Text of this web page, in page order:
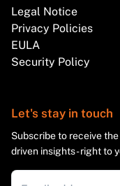
Legal Notice
Privacy Policies
EULA
Security Policy
Let's stay in touch
Subscribe to receive
driven insights - right to